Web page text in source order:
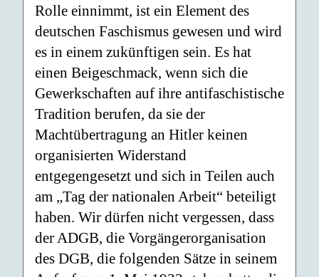
Rolle einnimmt, ist ein Element des
deutschen Faschismus gewesen und wird
es in einem zukünftigen sein. Es hat
einen Beigeschmack, wenn sich die
Gewerkschaften auf ihre antifaschistische
Tradition berufen, da sie der
Machtübertragung an Hitler keinen
organisierten Widerstand
entgegengesetzt und sich in Teilen auch
am „Tag der nationalen Arbeit“ beteiligt
haben. Wir dürfen nicht vergessen, dass
der ADGB, die Vorgängerorganisation
des DGB, die folgenden Sätze in seinem